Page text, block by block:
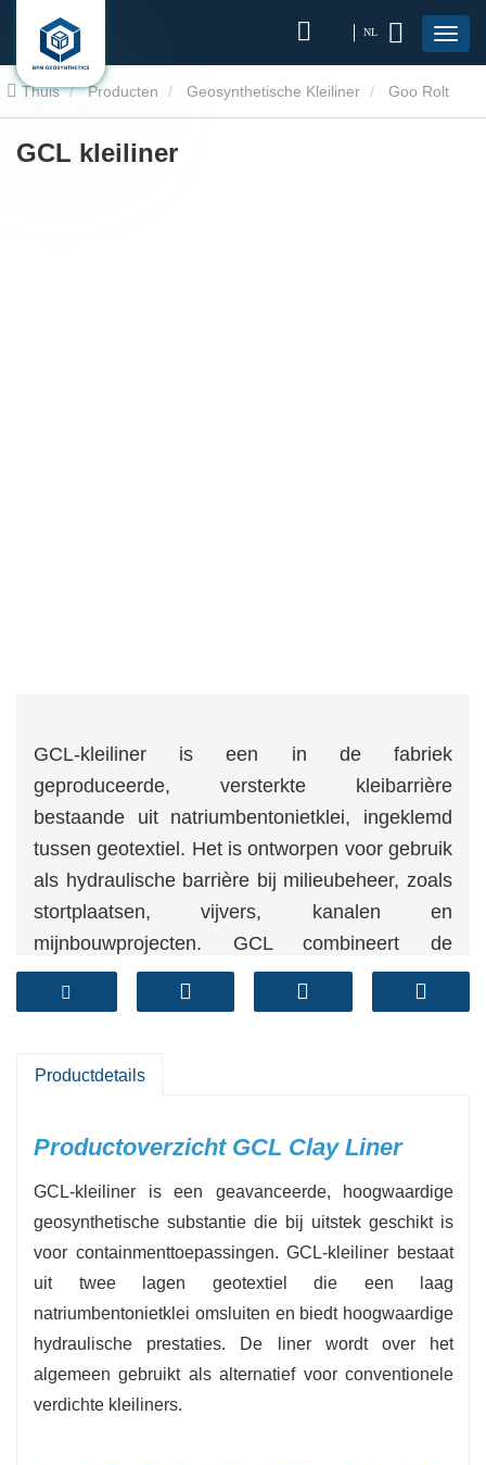
NL
Thuis Producten Geosynthetische Kleiliner Goo Rolt
Tinning GCL Kleiliner
GCL kleiliner
GCL-kleiliner is een in de fabriek
geproduceerde, versterkte kleibarrière
bestaande uit natriumbentonietklei, ingeklemd
tussen geotextiel. Het is ontworpen voor gebruik
als hydraulische barrière bij milieubeheer, zoals
stortplaatsen, vijvers, kanalen en
mijnbouwprojecten. GCL combineert de
natuurlijke afdichtingsmaterialen van bentoniet
met de energie en het gebruiksgemak van
-Lage permeabiliteit
permeabiliteiten van slechts 1×10⁻⁹m/s.
：Bentoniet zet uit en dicht kleine
gaten of overlappingen af, waardoor de
betrouwbaarheid van de afsluiting wordt
verbeterd.
-Eenvoudige en snelle installatie
：Geleverd
op rol, kan het snel worden ingezet, waardoor
de arbeids- en ontwikkelingstijd wordt verkort.
-Milieuvriendelijk：De kern van kruidenklei
maakt het beschermd voor gebruik in ecologisch
Productdetails
Productoverzicht GCL Clay Liner
GCL-kleiliner is een geavanceerde, hoogwaardige
geosynthetische substantie die bij uitstek geschikt is
voor containmenttoepassingen. GCL-kleiliner bestaat
uit twee lagen geotextiel die een laag
natriumbentonietklei omsluiten en biedt hoogwaardige
hydraulische prestaties. De liner wordt over het
algemeen gebruikt als alternatief voor conventionele
verdichte kleiliners.